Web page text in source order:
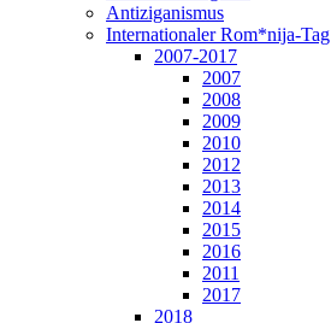
Antiziganismus
Internationaler Rom*nija-Tag
2007-2017
2007
2008
2009
2010
2012
2013
2014
2015
2016
2011
2017
2018